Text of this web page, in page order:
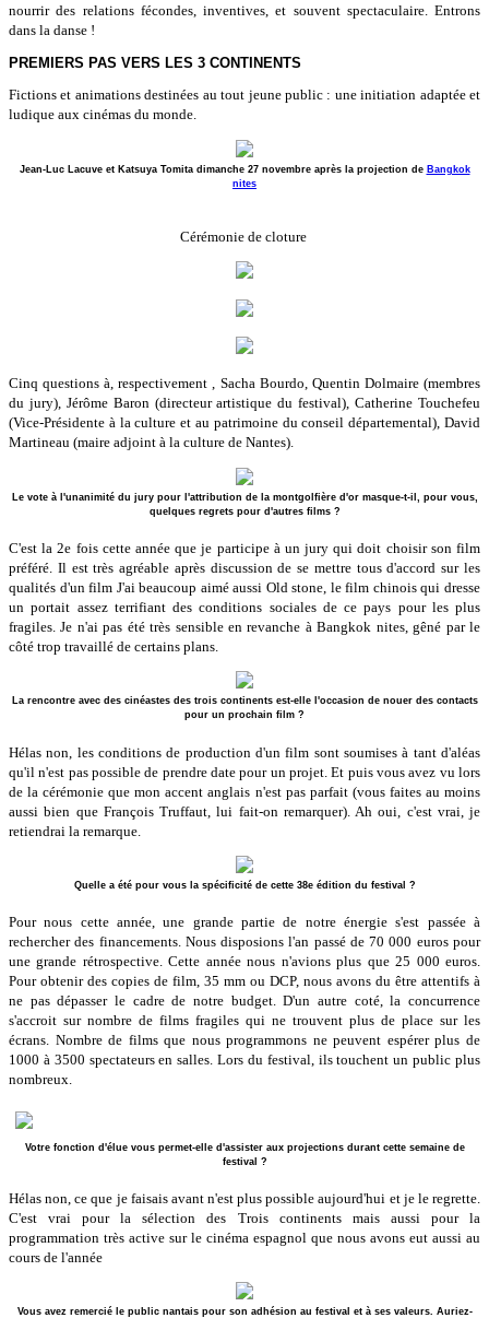
nourrir des relations fécondes, inventives, et souvent spectaculaire. Entrons
dans la danse !
PREMIERS PAS VERS LES 3 CONTINENTS
Fictions et animations destinées au tout jeune public : une initiation adaptée et
ludique aux cinémas du monde.
Jean-Luc Lacuve et Katsuya Tomita dimanche 27 novembre après la projection de Bangkok
nites
Cérémonie de cloture
Cinq questions à, respectivement , Sacha Bourdo, Quentin Dolmaire (membres
du jury), Jérôme Baron (directeur artistique du festival), Catherine Touchefeu
(Vice-Présidente à la culture et au patrimoine du conseil départemental), David
Martineau (maire adjoint à la culture de Nantes).
Le vote à l'unanimité du jury pour l'attribution de la montgolfière d'or masque-t-il, pour vous,
quelques regrets pour d'autres films ?
C'est la 2e fois cette année que je participe à un jury qui doit choisir son film
préféré. Il est très agréable après discussion de se mettre tous d'accord sur les
qualités d'un film J'ai beaucoup aimé aussi Old stone, le film chinois qui dresse
un portait assez terrifiant des conditions sociales de ce pays pour les plus
fragiles. Je n'ai pas été très sensible en revanche à Bangkok nites, gêné par le
côté trop travaillé de certains plans.
La rencontre avec des cinéastes des trois continents est-elle l'occasion de nouer des contacts
pour un prochain film ?
Hélas non, les conditions de production d'un film sont soumises à tant d'aléas
qu'il n'est pas possible de prendre date pour un projet. Et puis vous avez vu lors
de la cérémonie que mon accent anglais n'est pas parfait (vous faites au moins
aussi bien que François Truffaut, lui fait-on remarquer). Ah oui, c'est vrai, je
retiendrai la remarque.
Quelle a été pour vous la spécificité de cette 38e édition du festival ?
Pour nous cette année, une grande partie de notre énergie s'est passée à
rechercher des financements. Nous disposions l'an passé de 70 000 euros pour
une grande rétrospective. Cette année nous n'avions plus que 25 000 euros.
Pour obtenir des copies de film, 35 mm ou DCP, nous avons du être attentifs à
ne pas dépasser le cadre de notre budget. D'un autre coté, la concurrence
s'accroit sur nombre de films fragiles qui ne trouvent plus de place sur les
écrans. Nombre de films que nous programmons ne peuvent espérer plus de
1000 à 3500 spectateurs en salles. Lors du festival, ils touchent un public plus
nombreux.
Votre fonction d'élue vous permet-elle d'assister aux projections durant cette semaine de
festival ?
Hélas non, ce que je faisais avant n'est plus possible aujourd'hui et je le regrette.
C'est vrai pour la sélection des Trois continents mais aussi pour la
programmation très active sur le cinéma espagnol que nous avons eut aussi au
cours de l'année
Vous avez remercié le public nantais pour son adhésion au festival et à ses valeurs. Auriez-